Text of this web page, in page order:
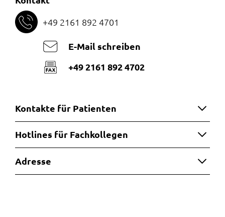
+49 2161 892 4701
E-Mail schreiben
+49 2161 892 4702
Kontakte für Patienten
Hotlines für Fachkollegen
Adresse